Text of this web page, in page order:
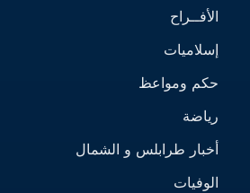
الأفــراح
إسلاميات
حكم ومواعظ
رياضة
أخبار طرابلس و الشمال
الوفيات